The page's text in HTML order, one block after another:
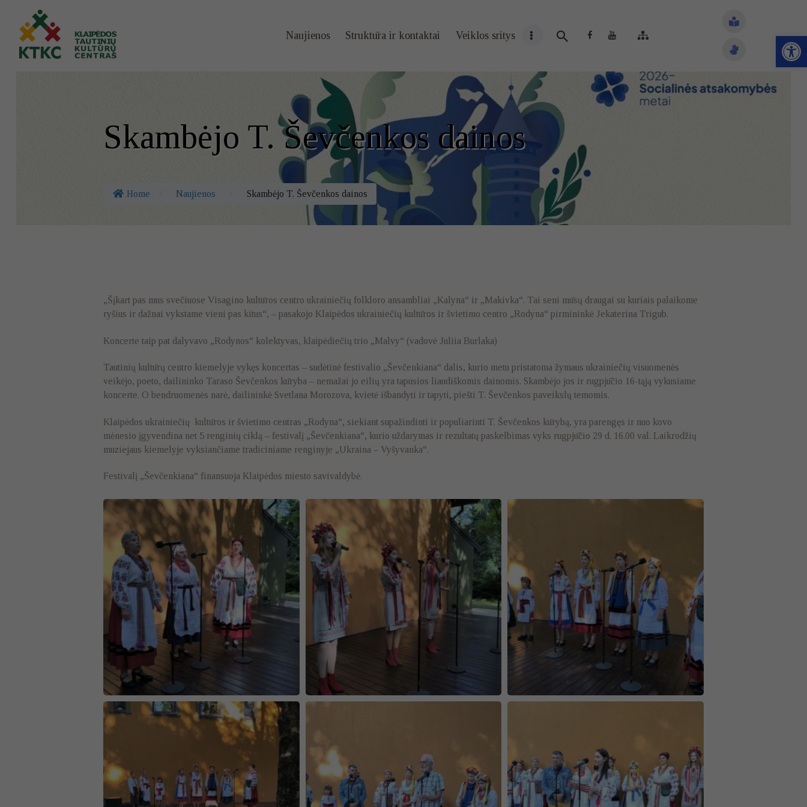
Open toolbar
Naujienos Struktūra ir kontaktai Veiklos sritys
Skambėjo T. Ševčenkos dainos
Home Naujienos Skambėjo T. Ševčenkos dainos
kontaktai
Veiklos sritys
Administracin
ė informacija
Kontaktai
„Šįkart pas mus svečiuose Visagino kultūros centro ukrainiečių folkloro ansambliai „Kalyna“ ir „Makivka“. Tai seni mūsų draugai su kuriais palaikome
ryšius ir dažnai vykstame vieni pas kitus“, – pasakojo Klaipėdos ukrainiečių kultūros ir švietimo centro „Rodyna“ pirmininkė Jekaterina Trigub.
Koncerte taip pat dalyvavo „Rodynos“ kolektyvas, klaipėdiečių trio „Malvy“ (vadovė Juliia Burlaka)
Tautinių kultūrų centro kiemelyje vykęs koncertas – sudėtinė festivalio „Ševčenkiana“ dalis, kurio metu pristatoma žymaus ukrainiečių visuomenės
veikėjo, poeto, dailininko Taraso Ševčenkos kūryba – nemažai jo eilių yra tapusios liaudiškomis dainomis. Skambėjo jos ir rugpjūčio 16-tąją vykusiame
koncerte. O bendruomenės narė, dailininkė Svetlana Morozova, kvietė išbandyti ir tapyti, piešti T. Ševčenkos paveikslų temomis.
Klaipėdos ukrainiečių kultūros ir švietimo centras „Rodyna“, siekiant supažindinti ir populiarinti T. Ševčenkos kūrybą, yra parengęs ir nuo kovo
mėnesio įgyvendina net 5 renginių ciklą – festivalį „Ševčenkiana“, kurio uždarymas ir rezultatų paskelbimas vyks rugpjūčio 29 d. 16.00 val. Laikrodžių
muziejaus kiemelyje vyksiančiame tradiciniame renginyje „Ukraina – Vyšyvanka“.
Festivalį „Ševčenkiana“ finansuoja Klaipėdos miesto savivaldybė.